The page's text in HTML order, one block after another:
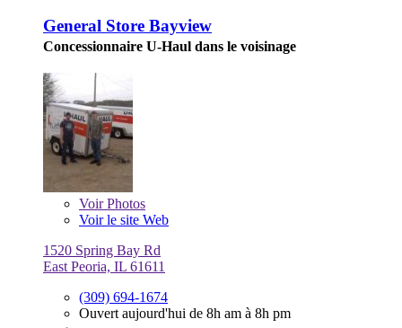
General Store Bayview
Concessionnaire U-Haul dans le voisinage
VoirPhotos
Voir le site Web
1520 Spring Bay Rd
East Peoria, IL 61611
(309) 694-1674
Ouvert aujourd'hui de 8h am à 8h pm